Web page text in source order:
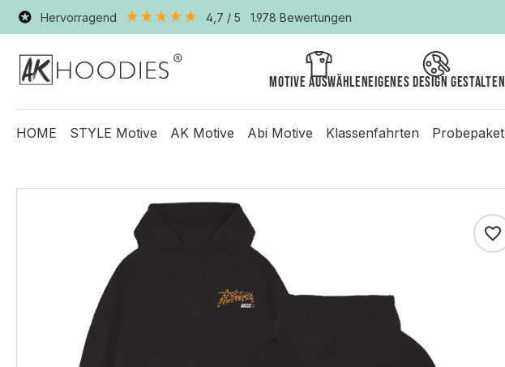
Hervorragend 4,7 / 5 1.978 Bewertungen
Motive auswählenEigenes Design gestalten
HOME STYLE Motive AK Motive Abi Motive Klassenfahrten Probepaket